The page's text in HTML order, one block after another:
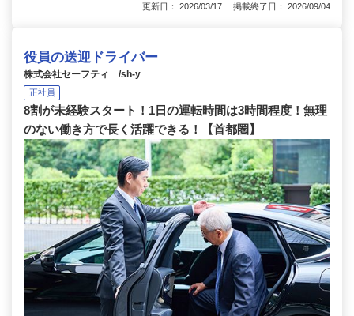
更新日： 2026/03/17 掲載終了日： 2026/09/04
役員の送迎ドライバー
株式会社セーフティ /sh-y
正社員
8割が未経験スタート！1日の運転時間は3時間程度！無理
のない働き方で長く活躍できる！【首都圏】